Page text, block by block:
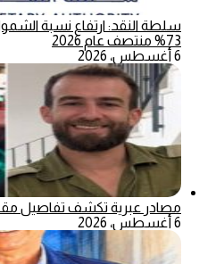
سلطة النقد: ارتفاع نسبة
73% منتصف عام 2026
6 أغسطس، 2026
مصادر عبرية تكشف تفاصيل
6 أغسطس، 2026